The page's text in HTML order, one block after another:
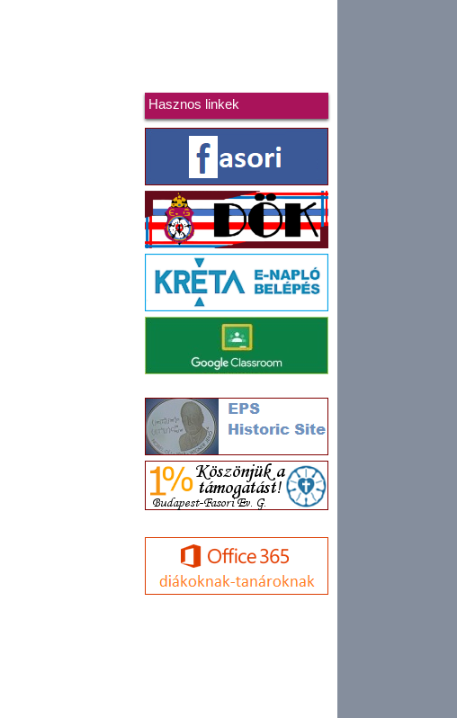
Hasznos linkek